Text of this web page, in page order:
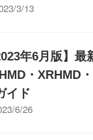
3/13
年6月版】最
・XRHMD
イド
6/26